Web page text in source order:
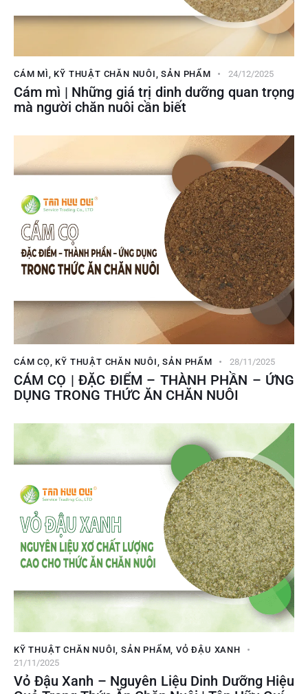
CÁM MÌ KỸ THUẬT CHĂN NUÔI ,SẢN PHẨM 24/12/2025
Cám mì | Những giá trị dinh dưỡng quan trọng
mà người chăn nuôi cần biết
CÁM CỌ KỸ THUẬT CHĂN NUÔI ,SẢN PHẨM 28/11/2025
CÁM CỌ | ĐẶC ĐIỂM – THÀNH PHẦN – ỨNG
DỤNG TRONG THỨC ĂN CHĂN NUÔI
KỸ THUẬT CHĂN NUÔI,SẢN PHẨM,VỎ ĐẬU XANH
21/11/2025
Vỏ Đậu Xanh – Nguyên Liệu Dinh Dưỡng Hiệu